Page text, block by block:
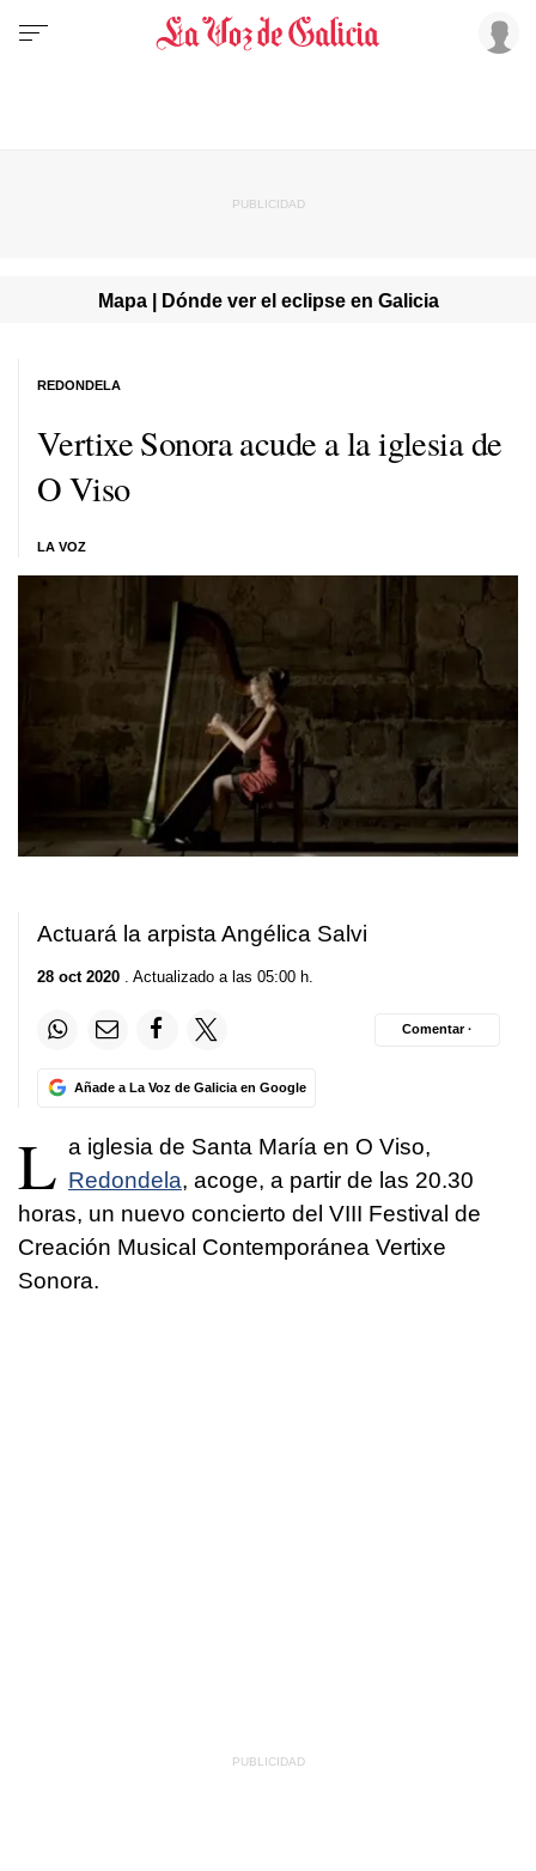
Mapa | Dónde ver el eclipse en Galicia
Vertixe Sonora acude a la iglesia de
O Viso
LA VOZ
REDONDELA
Actuará la arpista Angélica Salvi
28 oct 2020 . Actualizado a las 05:00 h.
Añade a La Voz de Galicia en Google
Comentar ·
L a iglesia de Santa María en O Viso,
Redondela, acoge, a partir de las 20.30
horas, un nuevo concierto del VIII Festival de
Creación Musical Contemporánea Vertixe
Sonora.